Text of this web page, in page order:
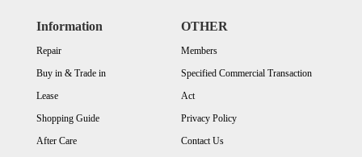
Information
Repair
Buy in & Trade in
Lease
Shopping Guide
After Care
OTHER
Members
Specified Commercial Transaction
Act
Privacy Policy
Contact Us